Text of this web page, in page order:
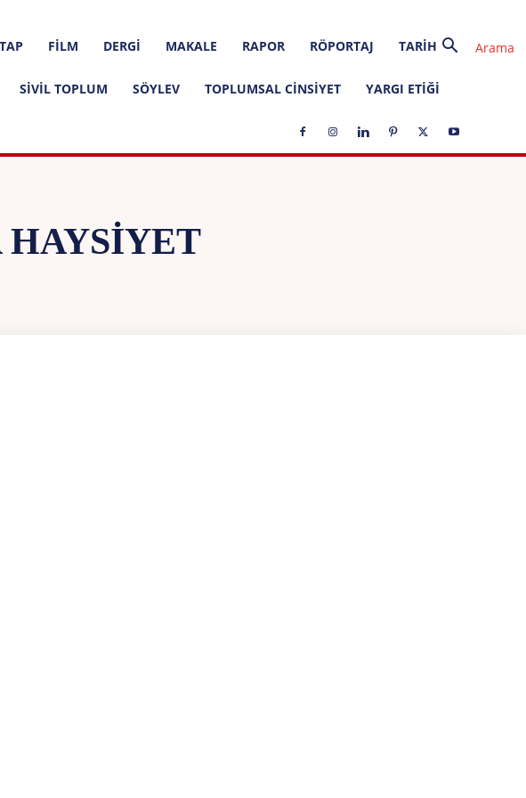
FILM DERGI MAKALE RAPOR RÖPORTAJ TARIH
SIVIL TOPLUM SÖYLEV TOPLUMSAL CINSIYET YARGI ETIĞI